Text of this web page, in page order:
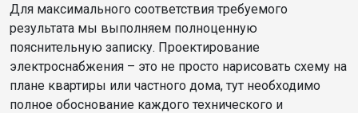
Для максимального соответствия требуемого
результата мы выполняем полноценную
пояснительную записку. Проектирование
электроснабжения – это не просто нарисовать схему на
плане квартиры или частного дома, тут необходимо
полное обоснование каждого технического и